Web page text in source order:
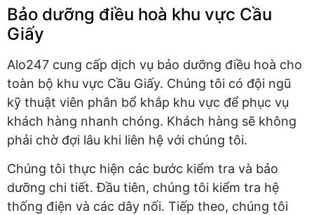
Bảo dưỡng điều hoà khu vực Cầu
Giấy
Alo247 cung cấp dịch vụ bảo dưỡng điều hoà cho
toàn bộ khu vực Cầu Giấy. Chúng tôi có đội ngũ
kỹ thuật viên phân bổ khắp khu vực để phục vụ
khách hàng nhanh chóng. Khách hàng sẽ không
phải chờ đợi lâu khi liên hệ với chúng tôi.
Chúng tôi thực hiện các bước kiểm tra và bảo
dưỡng chi tiết. Đầu tiên, chúng tôi kiểm tra hệ
thống điện và các dây nối. Tiếp theo, chúng tôi